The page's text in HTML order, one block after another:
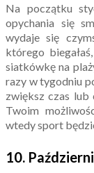
Na początku
opychania się
wydaje się
którego
siatkówkę na
razy w tygodniu
zwiększ czas lub
Twoim
wtedy sport
10.